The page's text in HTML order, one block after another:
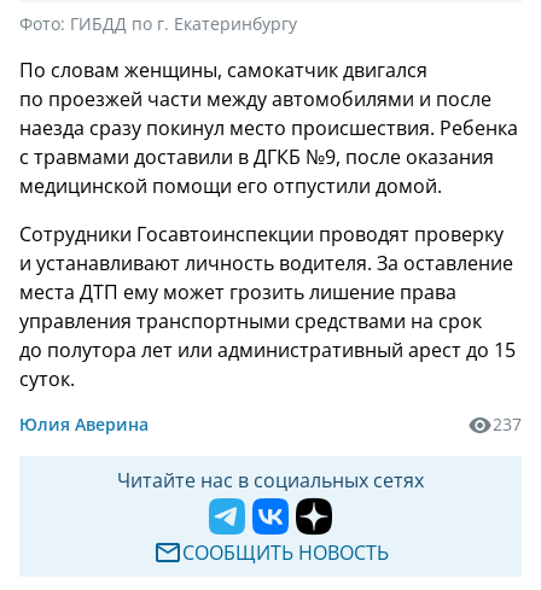
Фото: ГИБДД по г. Екатеринбургу
По словам женщины, самокатчик двигался
по проезжей части между автомобилями и после
наезда сразу покинул место происшествия. Ребенка
с травмами доставили в ДГКБ №9, после оказания
медицинской помощи его отпустили домой.
Сотрудники Госавтоинспекции проводят проверку
и устанавливают личность водителя. За оставление
места ДТП ему может грозить лишение права
управления транспортными средствами на срок
до полутора лет или административный арест до 15
суток.
Юлия Аверина 237
Читайте нас в социальных сетях
СООБЩИТЬ НОВОСТЬ